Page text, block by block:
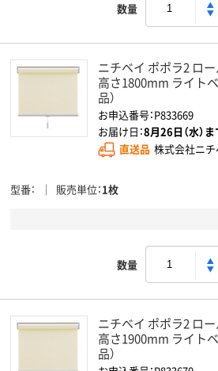
数量
ニチベイ ポポラ2 ロ
高さ1800mm ライト
品）
お申込番号：P833669
お届け日：8月26日（水）ま
直送品 株式会社ニ
型番 販売単位 1枚
数量
ニチベイ ポポラ2 ロ
高さ1900mm ライト
品）